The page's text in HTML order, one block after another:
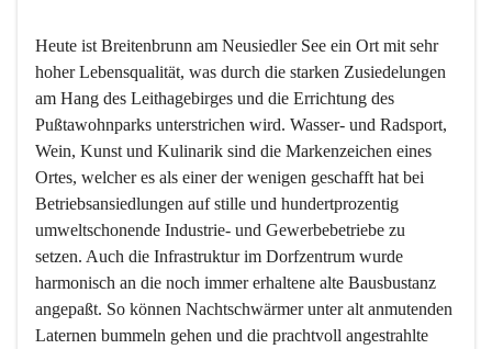
Heute ist Breitenbrunn am Neusiedler See ein Ort mit sehr
hoher Lebensqualität, was durch die starken Zusiedelungen
am Hang des Leithagebirges und die Errichtung des
Pußtawohnparks unterstrichen wird. Wasser- und Radsport,
Wein, Kunst und Kulinarik sind die Markenzeichen eines
Ortes, welcher es als einer der wenigen geschafft hat bei
Betriebsansiedlungen auf stille und hundertprozentig
umweltschonende Industrie- und Gewerbebetriebe zu
setzen. Auch die Infrastruktur im Dorfzentrum wurde
harmonisch an die noch immer erhaltene alte Bausbustanz
angepaßt. So können Nachtschwärmer unter alt anmutenden
Laternen bummeln gehen und die prachtvoll angestrahlte